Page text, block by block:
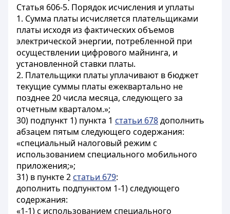
Статья 606-5. Порядок исчисления и уплаты
1. Сумма платы исчисляется плательщиками
платы исходя из фактических объемов
электрической энергии, потребленной при
осуществлении цифрового майнинга, и
установленной ставки платы.
2. Плательщики платы уплачивают в бюджет
текущие суммы платы ежеквартально не
позднее 20 числа месяца, следующего за
отчетным кварталом.»;
30) подпункт 1) пункта 1 статьи 678дополнить
абзацем пятым следующего содержания:
«специальный налоговый режим с
использованием специального мобильного
приложения;»;
31) в пункте 2 статьи 679:
дополнить подпунктом 1-1) следующего
содержания:
«1-1) с использованием специального